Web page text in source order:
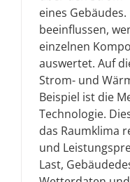
eines
beeinflussen,
einzelnen
auswertet. Auf
Strom- und
Beispiel ist die
Technologie.
das Raumklima
und
Last,